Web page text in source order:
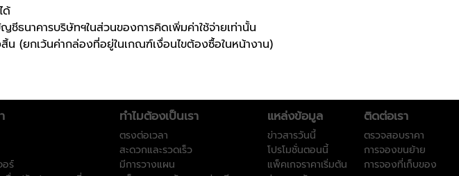
ด้
ธนาคารบริษัทฯในส่วนของการคิดเพิ่มค่าใช้จ่ายเท่านั้น
น (ยกเว้นค่ากล่องที่อยู่ในเกณฑ์เงื่อนไขต้องซื้อในหน้างาน)
อร์
ทําไมต้องเป็นเรา
ตรงต่อเวลา
สะดวกและรวดเร็ว
มีการวางแผน
แหล่งข้อมูล
ข่าวสารวันนี้
โปรโมชั่นตอนนี้
แพ็คเกจราคาเริ่มต้น
ติดต่อเรา
ตรวจสอบราคา
การจองขนย้าย
การจองที่เก็บของ